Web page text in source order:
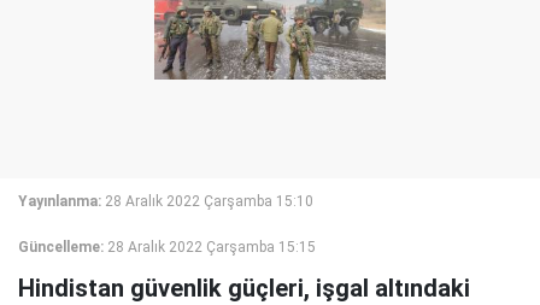
Yayınlanma: 28 Aralık 2022 Çarşamba 15:10
Güncelleme: 28 Aralık 2022 Çarşamba 15:15
Hindistan güvenlik güçleri, işgal altındaki